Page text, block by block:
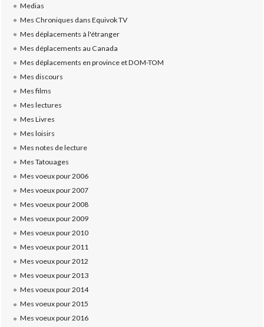
Medias
Mes Chroniques dans Equivok TV
Mes déplacements à l'étranger
Mes déplacements au Canada
Mes déplacements en province et DOM-TOM
Mes discours
Mes films
Mes lectures
Mes Livres
Mes loisirs
Mes notes de lecture
Mes Tatouages
Mes voeux pour 2006
Mes voeux pour 2007
Mes voeux pour 2008
Mes voeux pour 2009
Mes voeux pour 2010
Mes voeux pour 2011
Mes voeux pour 2012
Mes voeux pour 2013
Mes voeux pour 2014
Mes voeux pour 2015
Mes voeux pour 2016